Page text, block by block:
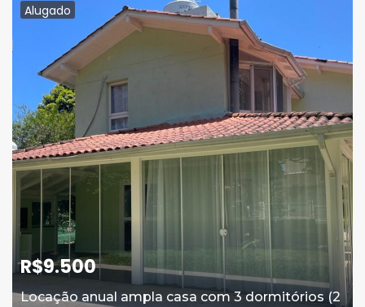
Alugado
R$9.500
Locação anual ampla casa com 3 dormitórios (2
R$2.600.000